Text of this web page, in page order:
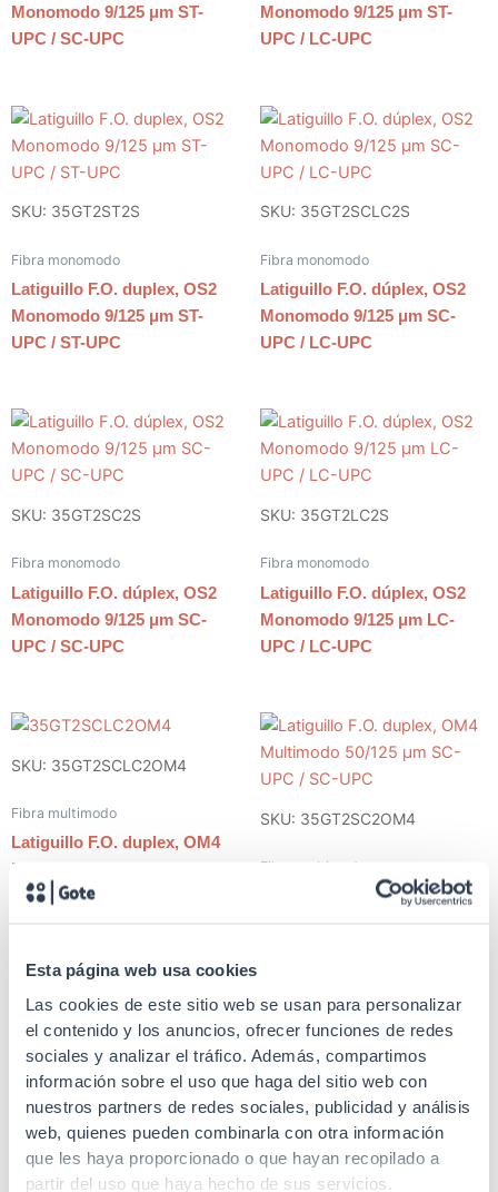
Esta página web usa cookies
Las cookies de este sitio web se usan para personalizar
el contenido y los anuncios, ofrecer funciones de redes
sociales y analizar el tráfico. Además, compartimos
información sobre el uso que haga del sitio web con
nuestros partners de redes sociales, publicidad y análisis
web, quienes pueden combinarla con otra información
que les haya proporcionado o que hayan recopilado a
partir del uso que haya hecho de sus servicios.
Monomodo 9/125 μm ST-
UPC / SC-UPC
Monomodo 9/125 μm ST-
UPC / LC-UPC
SKU: 35GT2ST2S
Fibra monomodo
Latiguillo F.O. duplex, OS2
Monomodo 9/125 μm ST-
UPC / ST-UPC
SKU: 35GT2SCLC2S
Fibra monomodo
Latiguillo F.O. dúplex, OS2
Monomodo 9/125 μm SC-
UPC / LC-UPC
SKU: 35GT2SC2S
Fibra monomodo
Latiguillo F.O. dúplex, OS2
Monomodo 9/125 μm SC-
UPC / SC-UPC
SKU: 35GT2LC2S
Fibra monomodo
Latiguillo F.O. dúplex, OS2
Monomodo 9/125 μm LC-
UPC / LC-UPC
SKU: 35GT2SCLC2OM4
Fibra multimodo
Latiguillo F.O. duplex, OM4
Multimodo 50/125 μm SC-
UPC / LC-UPC
SKU: 35GT2SC2OM4
Fibra multimodo
Latiguillo F.O. duplex, OM4
SKU: 35GT2LC2OM4
Fibra multimodo
Latiguillo F.O. duplex, OM4
Multimodo 50/125 μm LC-
SKU: 35GT2SCLC2OM3
Fibra multimodo
Multimodo 50/125 μm SC-